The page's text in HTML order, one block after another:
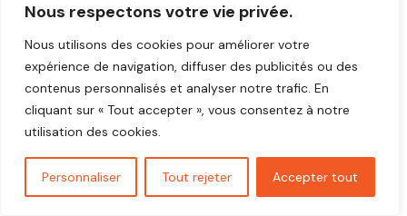
Nous respectons votre vie privée.
Nous utilisons des cookies pour améliorer votre
expérience de navigation, diffuser des publicités ou des
contenus personnalisés et analyser notre trafic. En
cliquant sur « Tout accepter », vous consentez à notre
utilisation des cookies.
Personnaliser Tout rejeter Accepter tout